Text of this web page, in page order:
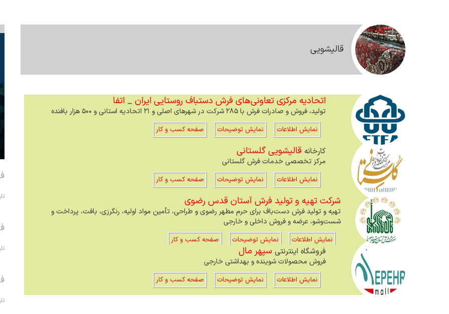
قالیشویی
اتحادیه مرکزی تعاونی‌های فرش دستباف روستایی ایران _ اتفا
تولید، فروش و صادرات فرش با ۲۸۵ شرکت در شهرهای اصلی و ۲۱ اتحادیه استانی و ۵۰۰ هزار بافنده
نمایش اطلاعات نمایش توضیحات صفحه کسب و کار
کارخانه قالیشویی گلستانی
مرکز تخصصی خدمات فرش گلستانی
نمایش اطلاعات نمایش توضیحات صفحه کسب و کار
شركت تهيه و توليد فرش آستان قدس رضوي
تهیه و تولید فرش دست‌باف برای حرم مطهر رضوی و طراحی، تأمین مواد اولیه، رنگرزی، بافت، پرداخت و
شست‌و‌شو، عرضه و فروش داخلی و خارجی
نمایش اطلاعات نمایش توضیحات صفحه کسب و کار
فروشگاه اینترنتی سپهر مال
فروش محصولات شوینده و بهداشتی خارجی
نمایش اطلاعات نمایش توضیحات صفحه کسب و کار